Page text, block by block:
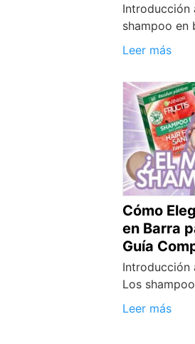
Introducción
shampoo en
Leer más
Cómo
en Barra
Guía
Introducción
Los
Leer más